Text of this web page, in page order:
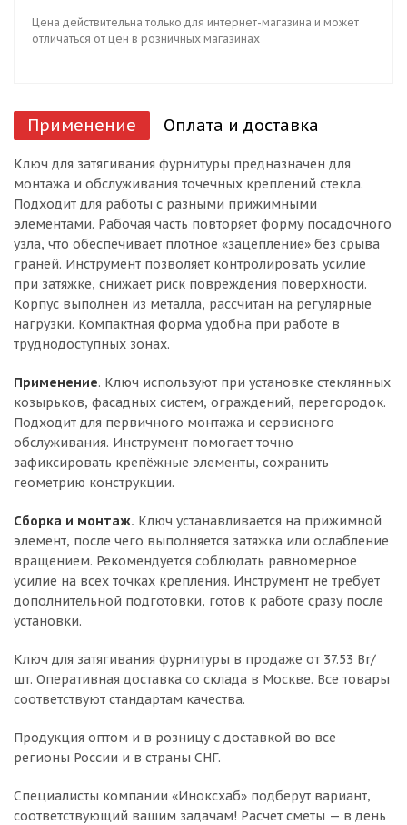
Цена действительна только для интернет-магазина и может
отличаться от цен в розничных магазинах
Применение Оплата и доставка
Ключ для затягивания фурнитуры предназначен для
монтажа и обслуживания точечных креплений стекла.
Подходит для работы с разными прижимными
элементами. Рабочая часть повторяет форму посадочного
узла, что обеспечивает плотное «зацепление» без срыва
граней. Инструмент позволяет контролировать усилие
при затяжке, снижает риск повреждения поверхности.
Корпус выполнен из металла, рассчитан на регулярные
нагрузки. Компактная форма удобна при работе в
труднодоступных зонах.
Применение. Ключ используют при установке стеклянных
козырьков, фасадных систем, ограждений, перегородок.
Подходит для первичного монтажа и сервисного
обслуживания. Инструмент помогает точно
зафиксировать крепёжные элементы, сохранить
геометрию конструкции.
Сборка и монтаж. Ключ устанавливается на прижимной
элемент, после чего выполняется затяжка или ослабление
вращением. Рекомендуется соблюдать равномерное
усилие на всех точках крепления. Инструмент не требует
дополнительной подготовки, готов к работе сразу после
установки.
Ключ для затягивания фурнитуры в продаже от 37.53 Br/
шт. Оперативная доставка со склада в Москве. Все товары
соответствуют стандартам качества.
Продукция оптом и в розницу с доставкой во все
регионы России и в страны СНГ.
Специалисты компании «Иноксхаб» подберут вариант,
соответствующий вашим задачам! Расчет сметы — в день